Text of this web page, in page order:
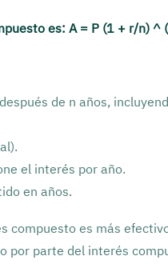
es: A = P (1 + r/n) ^
de n años,
el interés por año.
en años.
compuesto es más
por parte del interés